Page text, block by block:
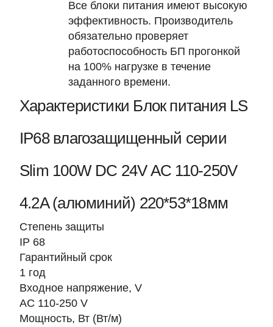
Все блоки питания имеют высокую
эффективность. Производитель
обязательно проверяет
работоспособность БП прогонкой
на 100% нагрузке в течение
заданного времени.
Характеристики Блок питания LS
IP68 влагозащищенный серии
Slim 100W DC 24V AC 110-250V
4.2A (алюминий) 220*53*18мм
Степень защиты
IP 68
Гарантийный срок
1 год
Входное напряжение, V
AC 110-250 V
Мощность, Вт (Вт/м)